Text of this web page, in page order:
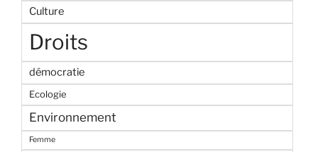
Culture
Droits
démocratie
Ecologie
Environnement
Femme